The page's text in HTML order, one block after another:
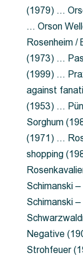
(1979) …
… Orson
Rosenheim
(1973) …
(1999) …
against
(1953) …
Sorghum
(1971) …
shopping
Schimanski
Schimanski
Negative
Strohfeuer